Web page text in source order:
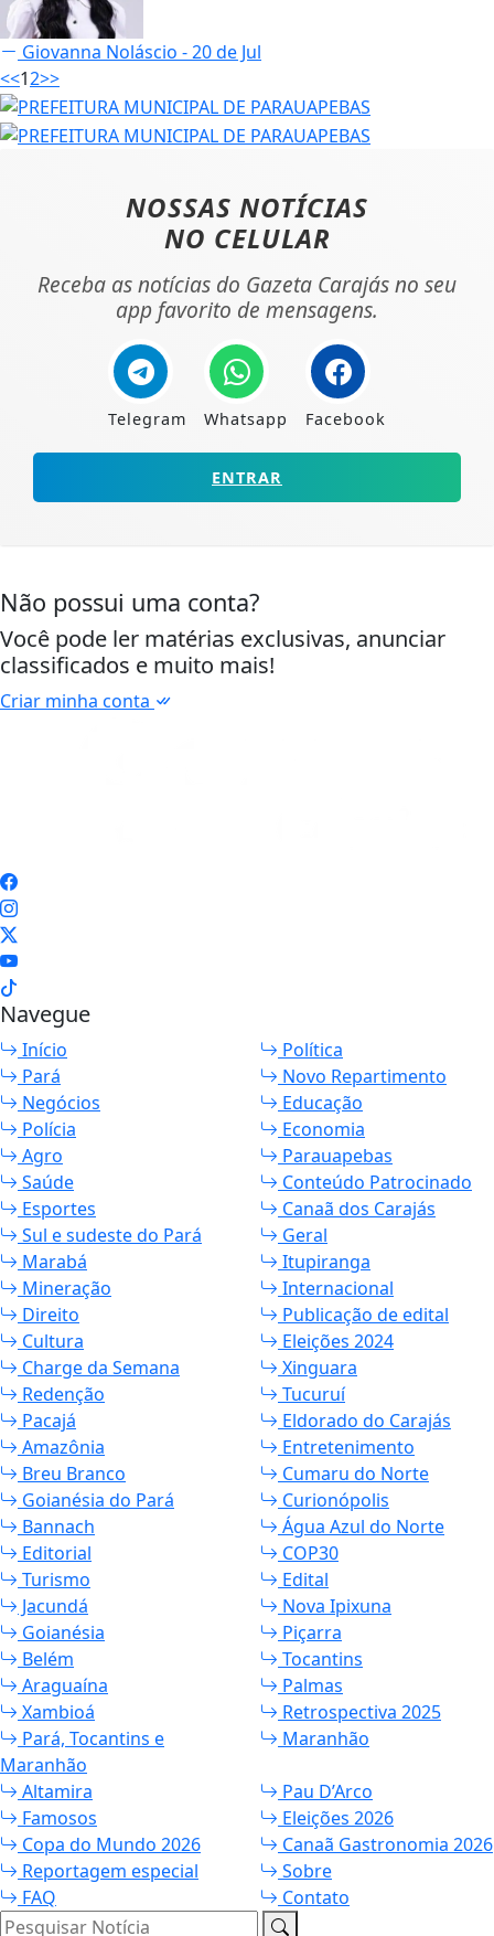
Giovanna Noláscio - 20 de Jul
<<12>>
NOSSAS NOTÍCIAS
NO CELULAR
Receba as notícias do Gazeta Carajás no seu
app favorito de mensagens.
Telegram Whatsapp Facebook
ENTRAR
Não possui uma conta?
Você pode ler matérias exclusivas, anunciar
classificados e muito mais!
Criar minha conta
Navegue
Início
Política
Pará
Novo Repartimento
Negócios
Educação
Polícia
Economia
Agro
Parauapebas
Saúde
Conteúdo Patrocinado
Esportes
Canaã dos Carajás
Sul e sudeste do Pará
Geral
Marabá
Itupiranga
Mineração
Internacional
Direito
Publicação de edital
Cultura
Eleições 2024
Charge da Semana
Xinguara
Redenção
Tucuruí
Pacajá
Eldorado do Carajás
Amazônia
Entretenimento
Breu Branco
Cumaru do Norte
Goianésia do Pará
Curionópolis
Bannach
Água Azul do Norte
Editorial
COP30
Turismo
Edital
Jacundá
Nova Ipixuna
Goianésia
Piçarra
Belém
Tocantins
Araguaína
Palmas
Xambioá
Retrospectiva 2025
Pará, Tocantins e
Maranhão
Maranhão
Altamira
Pau D’Arco
Famosos
Eleições 2026
Copa do Mundo 2026
Canaã Gastronomia 2026
Reportagem especial
Sobre
FAQ
Contato
Pesquisar Notícia